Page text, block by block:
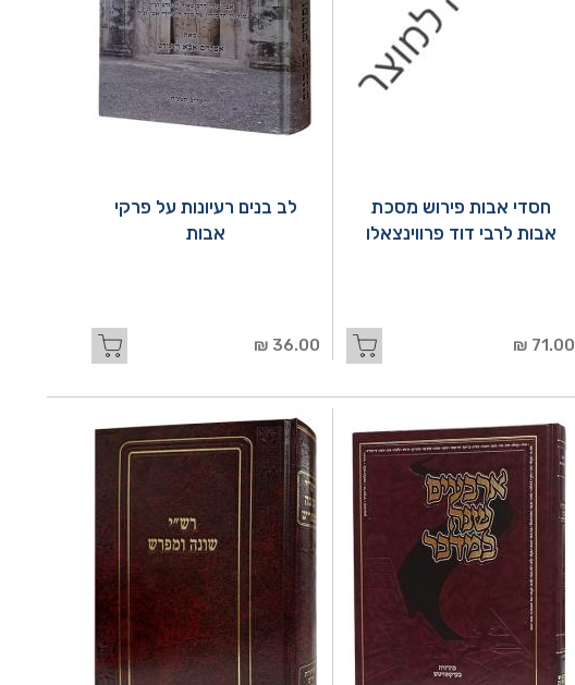
חסדי אבות פירוש מסכת
אבות לרבי דוד פרווינצאלו
71.00 ₪
לב בנים רעיונות על פרקי
אבות
36.00 ₪